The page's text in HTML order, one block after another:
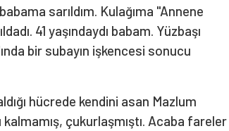
sarıldım. Kulağıma "Annene
41 yaşındaydı babam. Yüzbaşı
bir subayın işkencesi sonucu
hücrede kendini asan Mazlum
kalmamış, çukurlaşmıştı. Acaba fareler